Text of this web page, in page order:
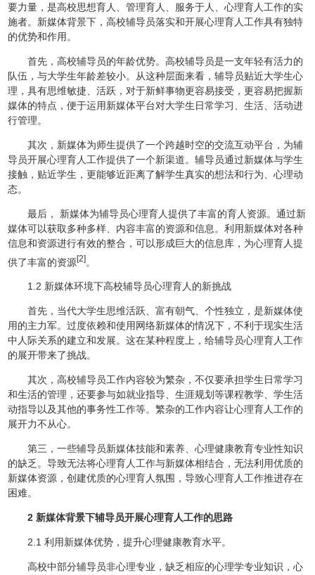
要力量，是高校思想育人、管理育人、服务于人、心理育人工作的实
施者。新媒体背景下，高校辅导员落实和开展心理育人工作具有独特
的优势和作用。
首先，高校辅导员的年龄优势。高校辅导员是一支年轻有活力的
队伍，与大学生年龄差较小。从这种层面来看，辅导员贴近大学生心
理，具有思维敏捷、活跃，对于新鲜事物更容易接受，更容易把握新
媒体的特点，便于运用新媒体平台对大学生日常学习、生活、活动进
行管理。
其次，新媒体为师生提供了一个跨越时空的交流互动平台，为辅
导员开展心理育人工作提供了一个新渠道。辅导员通过新媒体与学生
接触，贴近学生，更能够近距离了解学生真实的想法和行为、心理动
态。
最后， 新媒体为辅导员心理育人提供了丰富的育人资源。通过新
媒体可以获取多种多样、内容丰富的资源和信息。利用新媒体对各种
信息和资源进行有效的整合，可以形成巨大的信息库，为心理育人提
供了丰富的资源[2]。
1.2 新媒体环境下高校辅导员心理育人的新挑战
首先，当代大学生思维活跃、富有朝气、个性独立，是新媒体使
用的主力军。过度依赖和使用网络新媒体的情况下，不利于现实生活
中人际关系的建立和发展。这在某种程度上，给辅导员心理育人工作
的展开带来了挑战。
其次，高校辅导员工作内容较为繁杂，不仅要承担学生日常学习
和生活的管理，还要参与如就业指导、生涯规划等课程教学、学生活
动指导以及其他的事务性工作等。繁杂的工作内容让心理育人工作的
展开力不从心。
第三，一些辅导员新媒体技能和素养、心理健康教育专业性知识
的缺乏。导致无法将心理育人工作与新媒体相结合，无法利用优质的
新媒体资源，创建优质的心理育人氛围，导致心理育人工作推进存在
困难。
2 新媒体背景下辅导员开展心理育人工作的思路
2.1 利用新媒体优势，提升心理健康教育水平。
高校中部分辅导员非心理专业，缺乏相应的心理学专业知识，心